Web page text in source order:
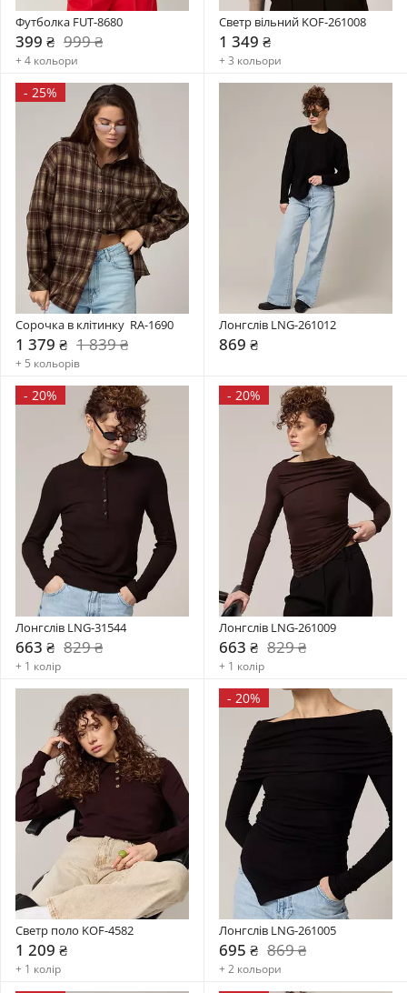
Футболка FUT-8680
399 ₴ 999 ₴
+ 4 кольори
Светр вільний KOF-261008
1 349 ₴
+ 3 кольори
- 25%
Сорочка в клітинку  RA-1690
1 379 ₴ 1 839 ₴
+ 5 кольорів
Лонгслів LNG-261012
869 ₴
- 20%
Лонгслів LNG-31544
663 ₴ 829 ₴
+ 1 колір
- 20%
Лонгслів LNG-261009
663 ₴ 829 ₴
+ 1 колір
Светр поло KOF-4582
1 209 ₴
+ 1 колір
- 20%
Лонгслів LNG-261005
695 ₴ 869 ₴
+ 2 кольори